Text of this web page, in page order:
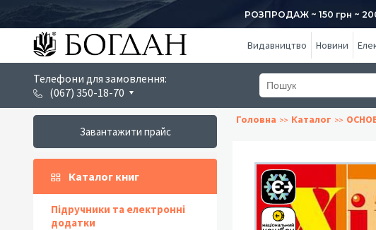
РОЗПРОДАЖ ~ 150 грн ~
Видавництво Новини
Телефони для замовлення:
(067) 350-18-70
Завантажити прайс
Каталог книг
Підручники та електронні
додатки
Головна Каталог